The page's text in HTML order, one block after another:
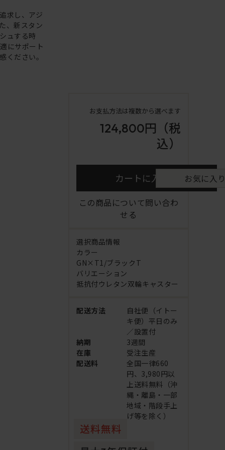
求し、アジ
、新スタン
ュする時
にサポート
ください。
お支払方法は複数から選べます
124,800円 （税
込）
カートに入れる お気に入
この商品について問い合わ
せる
選択商品情報
カラー
GN×T1/ブラックT
バリエーション
抵抗付ウレタン双輪キャスター
配送方法
自社便（イトー
キ便）平日のみ
／設置付
納期
3週間
在庫
受注生産
配送料
全国一律660
円、3,980円以
上送料無料（沖
縄・離島・一部
地域・階段手上
げ等を除く）